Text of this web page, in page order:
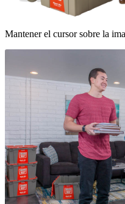
Mantener el cursor sobre la